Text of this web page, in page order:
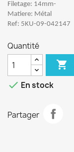
Filetage: 14mm-
Matiere: Métal
Ref: 5KU-09-042147
Quantité

 En stock
Partager